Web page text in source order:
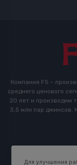
Компания F5 –
среднего ценового
20 лет и производим
3,5 млн пар джинсов.
Для улучшения